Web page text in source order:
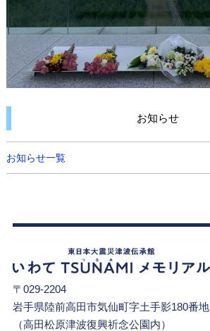
お知らせ
お知らせ一覧
〒029-2204
岩手県陸前高田市気仙町字土手影180番地
（高田松原津波復興祈念公園内）